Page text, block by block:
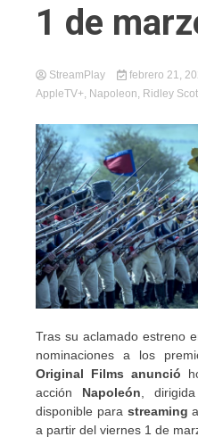
1 de
StreamPlay febrero 21,
AppleTV+, Napoleon, Ridley
Tras su aclamado estreno
nominaciones a los
Original Films anunció
acción Napoleón ,
disponible para streaming
a partir del viernes 1 de